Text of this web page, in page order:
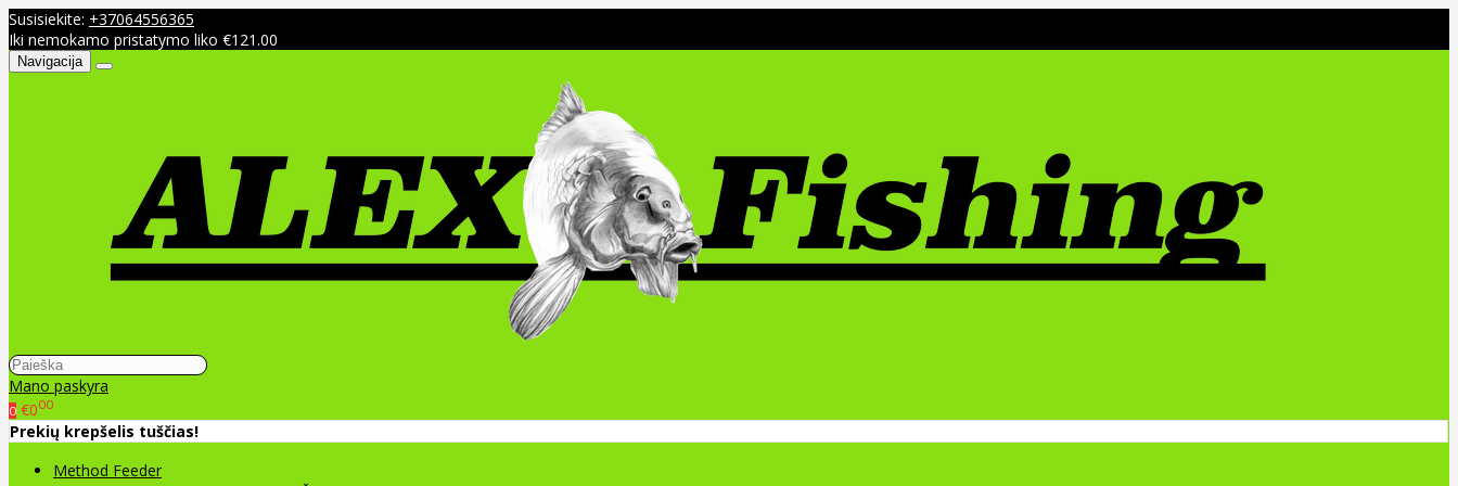
Susisiekite: +37064556365
Iki nemokamo pristatymo liko €121.00
Navigacija
Mano paskyra
0 €000
Prekių krepšelis tuščias!
Method Feeder